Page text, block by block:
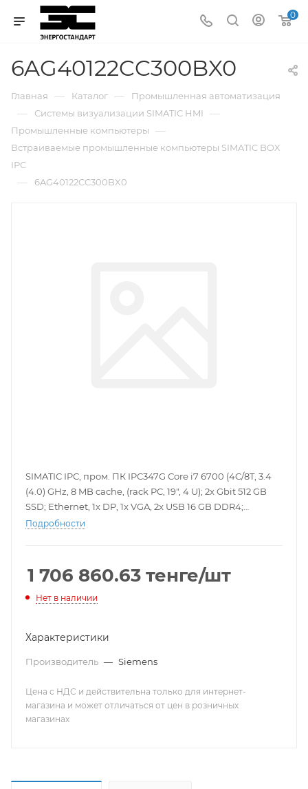
0
6AG40122CC300BX0
Главная — Каталог — Промышленная автоматизация
— Системы визуализации SIMATIC HMI —
Промышленные компьютеры —
Встраиваемые промышленные компьютеры SIMATIC BOX
IPC
— 6AG40122CC300BX0
SIMATIC IPC, пром. ПК IPC347G Core i7 6700 (4C/8T, 3.4
(4.0) GHz, 8 MB cache, (rack PC, 19", 4 U); 2x Gbit 512 GB
SSD; Ethernet, 1x DP, 1x VGA, 2x USB 16 GB DDR4;
спереди, 4x USB сзади, 2x USB внутренних, 2x serial, 2x
100/240В, без кабеля питания
Подробности
1 706 860.63 тенге/шт
Нет в наличии
Характеристики
Производитель — Siemens
Цена с НДС и действительна только для интернет-
магазина и может отличаться от цен в розничных
магазинах